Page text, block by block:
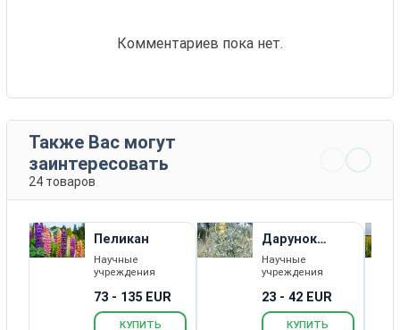
Комментариев пока нет.
Также Вас могут
заинтересовать
24 товаров
Пеликан
Научные
учреждения
73 - 135 EUR
КУПИТЬ
Дарунок
Полисся
Научные
учреждения
23 - 42 EUR
КУПИТЬ